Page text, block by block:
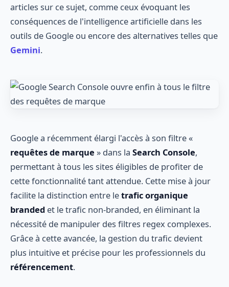
articles sur ce sujet, comme ceux évoquant les
conséquences de l'intelligence artificielle dans les
outils de Google ou encore des alternatives telles que
Gemini.
Google a récemment élargi l'accès à son filtre «
requêtes de marque » dans la Search Console,
permettant à tous les sites éligibles de profiter de
cette fonctionnalité tant attendue. Cette mise à jour
facilite la distinction entre letrafic organique
branded et le trafic non-branded, en éliminant la
nécessité de manipuler des filtres regex complexes.
Grâce à cette avancée, la gestion du trafic devient
plus intuitive et précise pour les professionnels du
référencement.